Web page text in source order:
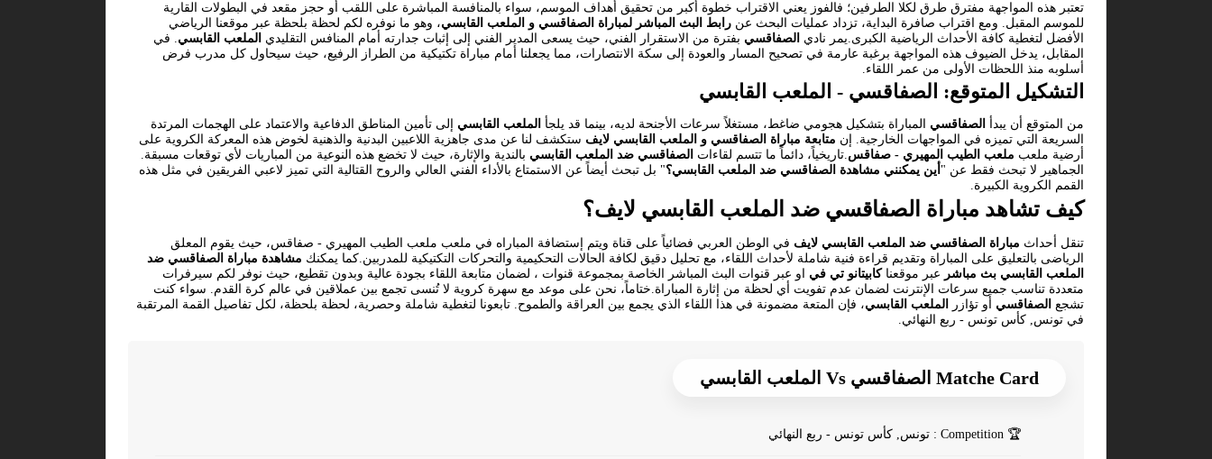
تعتبر هذه المواجهة مفترق طرق لكلا الطرفين؛ فالفوز يعني الاقتراب خطوة أكبر من تحقيق أهداف الموسم، سواء بالمنافسة المباشرة على اللقب أو حجز مقعد في البطولات القارية
للموسم المقبل. ومع اقتراب صافرة البداية، تزداد عمليات البحث عن رابط البث المباشر لمباراة الصفاقسي و الملعب القابسي، وهو ما نوفره لكم لحظة بلحظة عبر موقعنا الرياضي
الأفضل لتغطية كافة الأحداث الرياضية الكبرى.يمر نادي الصفاقسي بفترة من الاستقرار الفني، حيث يسعى المدير الفني إلى إثبات جدارته أمام المنافس التقليدي الملعب القابسي. في
المقابل، يدخل الضيوف هذه المواجهة برغبة عارمة في تصحيح المسار والعودة إلى سكة الانتصارات، مما يجعلنا أمام مباراة تكتيكية من الطراز الرفيع، حيث سيحاول كل مدرب فرض
أسلوبه منذ اللحظات الأولى من عمر اللقاء.
التشكيل المتوقع: الصفاقسي - الملعب القابسي
من المتوقع أن يبدأ الصفاقسي المباراة بتشكيل هجومي ضاغط، مستغلاً سرعات الأجنحة لديه، بينما قد يلجأ الملعب القابسي إلى تأمين المناطق الدفاعية والاعتماد على الهجمات المرتدة
السريعة التي تميزه في المواجهات الخارجية. إن متابعة مباراة الصفاقسي و الملعب القابسي لايف ستكشف لنا عن مدى جاهزية اللاعبين البدنية والذهنية لخوض هذه المعركة الكروية على
أرضية ملعب ملعب الطيب المهيري - صفاقس.تاريخياً، دائماً ما تتسم لقاءات الصفاقسي ضد الملعب القابسي بالندية والإثارة، حيث لا تخضع هذه النوعية من المباريات لأي توقعات مسبقة.
الجماهير لا تبحث فقط عن " أين يمكنني مشاهدة الصفاقسي ضد الملعب القابسي؟" بل تبحث أيضاً عن الاستمتاع بالأداء الفني العالي والروح القتالية التي تميز لاعبي الفريقين في مثل هذه
القمم الكروية الكبيرة.
كيف تشاهد مباراة الصفاقسي ضد الملعب القابسي لايف؟
تنقل أحداث مباراة الصفاقسي ضد الملعب القابسي لايف في الوطن العربي فضائياً على قناة ويتم إستضافة المباراه في ملعب ملعب الطيب المهيري - صفاقس، حيث يقوم المعلق
الرياضى بالتعليق على المباراة وتقديم قراءة فنية شاملة لأحداث اللقاء، مع تحليل دقيق لكافة الحالات التحكيمية والتحركات التكتيكية للمدربين.كما يمكنك مشاهدة مباراة الصفاقسي ضد
الملعب القابسي بث مباشر عبر موقعناكابيتانو تي في او عبر قنوات البث المباشر الخاصة بمجموعة قنوات ، لضمان متابعة اللقاء بجودة عالية وبدون تقطيع، حيث نوفر لكم سيرفرات
متعددة تناسب جميع سرعات الإنترنت لضمان عدم تفويت أي لحظة من إثارة المباراة.ختاماً، نحن على موعد مع سهرة كروية لا تُنسى تجمع بين عملاقين في عالم كرة القدم. سواء كنت
تشجع الصفاقسي أو تؤازر الملعب القابسي، فإن المتعة مضمونة في هذا اللقاء الذي يجمع بين العراقة والطموح. تابعونا لتغطية شاملة وحصرية، لحظة بلحظة، لكل تفاصيل القمة المرتقبة
في تونس, كأس تونس - ربع النهائي.
Matche Card الصفاقسي Vs الملعب القابسي
🏆